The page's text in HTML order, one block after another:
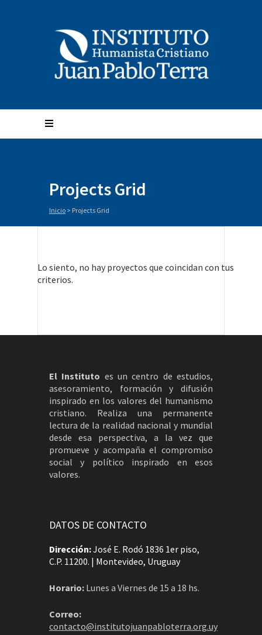
Projects Grid
Inicio > Projects Grid
Lo siento, no hay proyectos que coincidan con tus
criterios.
El Instituto es un centro de estudios,
asesoramiento, formación y difusión
inspirado en los valores del humanismo
cristiano. Realiza una permanente
lectura de la realidad nacional y mundial
desde esa perspectiva, a la vez que
promueve y acompaña el compromiso
social y político inspirado en esos
valores.
DATOS DE CONTACTO
Dirección:José E. Rodó 1836 1er piso,
C.P. 11200. | Montevideo, Uruguay
Horario: Lunes a Viernes de 15 a 18 hs.
Correo:
contacto@institutojuanpabloterra.org.uy